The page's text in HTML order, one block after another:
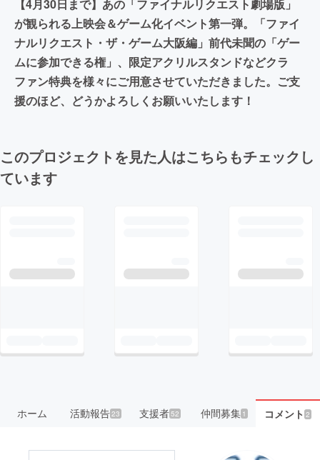
【4月30日まで】あの「ファイナルリクエスト劇場版」
が観られる上映会＆ゲーム化イベント第一弾。「ファイ
ナルリクエスト・ザ・ゲーム大阪編」前代未聞の「ゲー
ムに参加できる権」、限定アクリルスタンドなどクラ
ファン特典を様々にご用意させていただきました。ご支
援のほど、どうかよろしくお願いいたします！
このプロジェクトを見た人はこちらもチェックし
ています
ホーム 活動報告23 支援者52 仲間募集 1 コメント 2